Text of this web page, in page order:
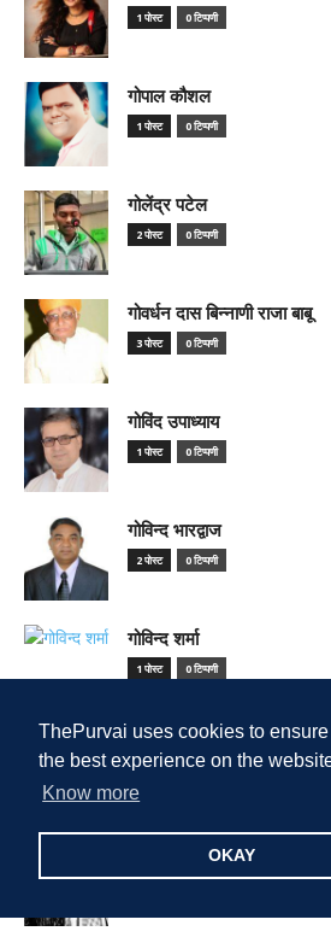
ThePurvai uses cookies to
the best experience on the
Know more
OKAY
1 पोस्ट 0 टिप्पणी
गोपाल कौशल
1 पोस्ट 0 टिप्पणी
गोलेंद्र पटेल
2 पोस्ट 0 टिप्पणी
गोवर्धन दास बिन्नाणी राजा बाबू
3 पोस्ट 0 टिप्पणी
गोविंद उपाध्याय
1 पोस्ट 0 टिप्पणी
गोविन्द भारद्वाज
2 पोस्ट 0 टिप्पणी
गोविन्द शर्मा
1 पोस्ट 0 टिप्पणी
गौरव सिन्हा